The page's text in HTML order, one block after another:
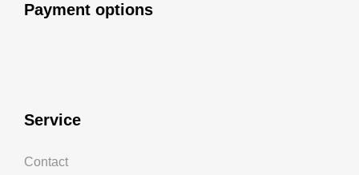
Payment options
Service
Contact